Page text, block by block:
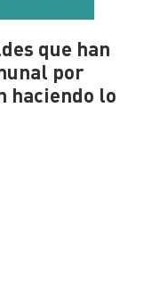
que han
por
haciendo lo